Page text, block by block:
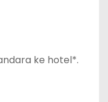
ke hotel*.